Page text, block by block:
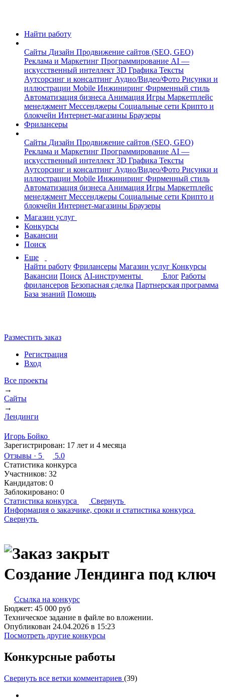
Найти работу
Сайты Дизайн Продвижение сайтов (SEO, GEO)
Реклама и Маркетинг Программирование AI —
искусственный интеллект 3D Графика Тексты
Аутсорсинг и консалтинг Аудио/Видео/Фото Рисунки и
иллюстрации Mobile Инжиниринг Фирменный стиль
Автоматизация бизнеса Анимация Игры Маркетплейс
менеджмент Мессенджеры Социальные сети Крипто и
блокчейн Интернет-магазины Браузеры
Фрилансеры
Сайты Дизайн Продвижение сайтов (SEO, GEO)
Реклама и Маркетинг Программирование AI —
искусственный интеллект 3D Графика Тексты
Аутсорсинг и консалтинг Аудио/Видео/Фото Рисунки и
иллюстрации Mobile Инжиниринг Фирменный стиль
Автоматизация бизнеса Анимация Игры Маркетплейс
менеджмент Мессенджеры Социальные сети Крипто и
блокчейн Интернет-магазины Браузеры
Магазин услуг
Конкурсы
Вакансии
Поиск
Еще
Найти работу Фрилансеры Магазин услуг Конкурсы
Вакансии Поиск AI-инструменты Блог Работы
фрилансеров Безопасная сделка Партнерская программа
База знаний Помощь
Разместить заказ
Регистрация
Вход
Все проекты
→
Сайты
→
Лендинги
Игорь Бойко
Зарегистрирован: 17 лет и 4 месяца
Отзывы · 5
5.0
Статистика конкурса
Участников: 32
Кандидатов: 0
Заблокировано: 0
Статистика конкурса
Свернуть
Информация о заказчике, сроки и статистика конкурса
Свернуть
Создание Лендинга под ключ
Ссылка на конкурс
Бюджет: 45 000 руб
Техническое задание в файле во вложении.
Опубликован 24.04.2026 в 15:23
Посмотреть другие конкурсы
Конкурсные работы
Свернуть все ветки комментариев (39)